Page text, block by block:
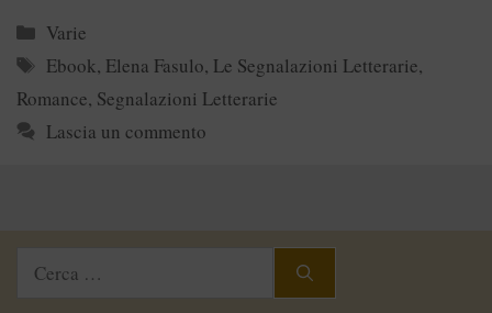
Categorie
Varie
Tag
Ebook, Elena Fasulo, Le Segnalazioni Letterarie,
Romance, Segnalazioni Letterarie
Lascia un commento
Ricerca